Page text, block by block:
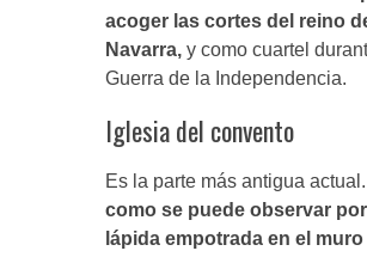
acoger las cortes del reino
Navarra,y como cuartel
Guerra de la Independencia.
Iglesia del convento
Es la parte más antigua actual.
como se puede observar
lápida empotrada en el muro